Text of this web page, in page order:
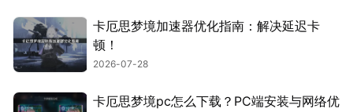
卡厄思梦境加速器优化指南：解决延迟卡
顿！
2026-07-28
卡厄思梦境pc怎么下载？PC端安装与网络优